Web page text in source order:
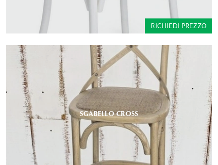
RICHIEDI PREZZO
SGABELLO CROSS